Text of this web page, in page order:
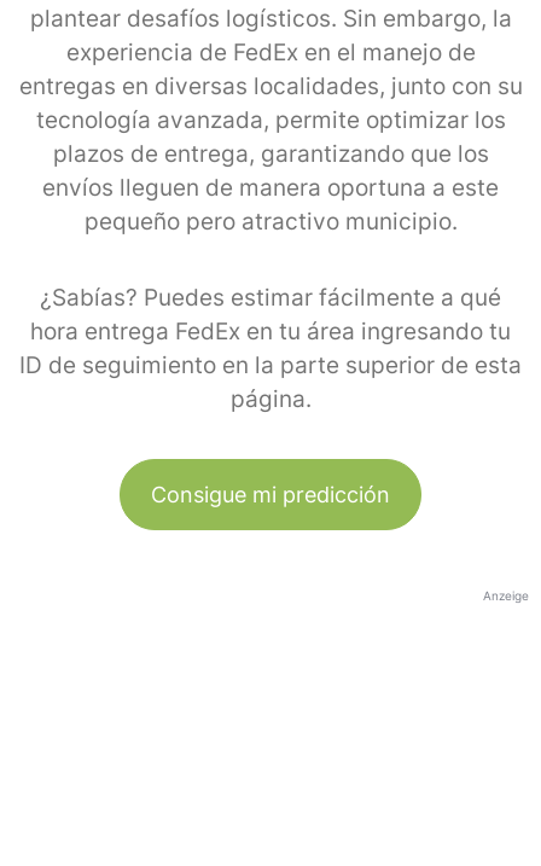
plantear desafíos logísticos. Sin embargo, la
experiencia de FedEx en el manejo de
entregas en diversas localidades, junto con su
tecnología avanzada, permite optimizar los
plazos de entrega, garantizando que los
envíos lleguen de manera oportuna a este
pequeño pero atractivo municipio.
¿Sabías? Puedes estimar fácilmente a qué
hora entrega FedEx en tu área ingresando tu
ID de seguimiento en la parte superior de esta
página.
Consigue mi predicción
Anzeige